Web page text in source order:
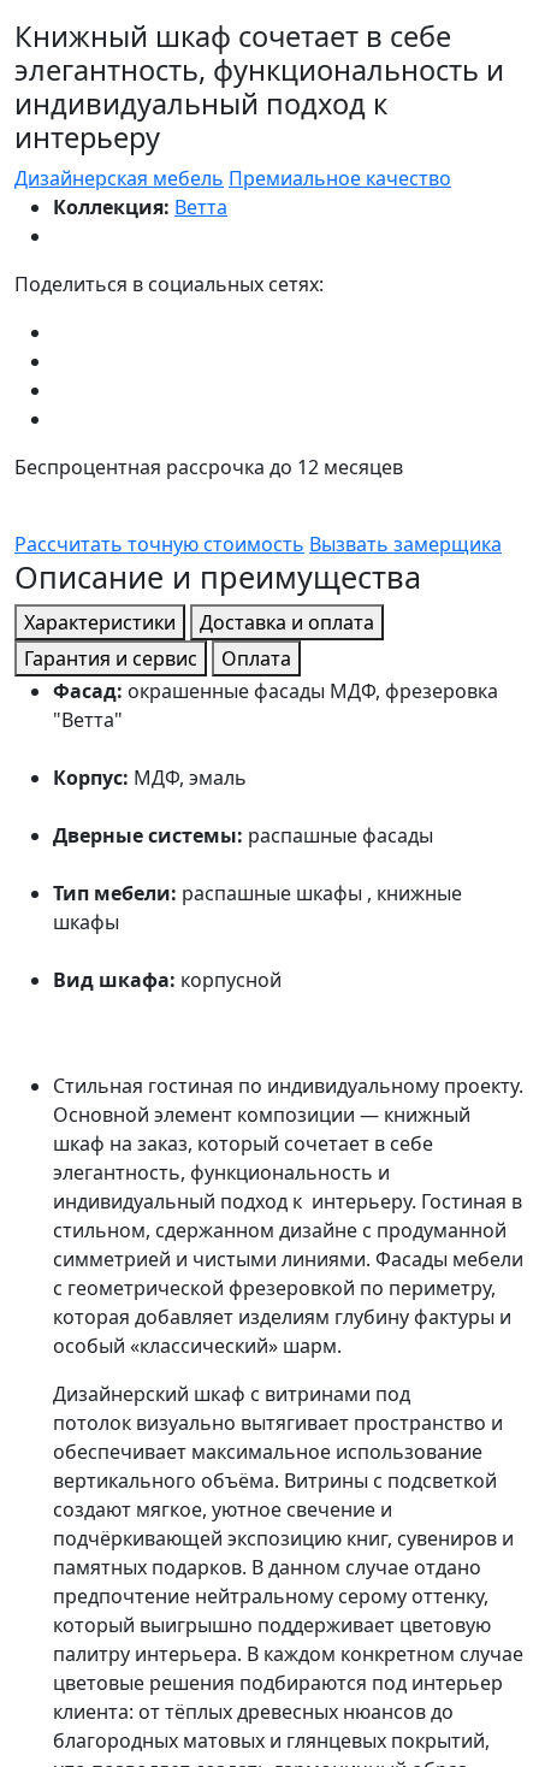
Книжный шкаф сочетает в себе
элегантность, функциональность и
индивидуальный подход к
интерьеру
Дизайнерская мебель Премиальное качество
Коллекция: Ветта
Поделиться в социальных сетях:
Беспроцентная рассрочка до 12 месяцев
Рассчитать точную стоимость Вызвать замерщика
Описание и преимущества
Характеристики
Доставка и оплата
Гарантия и сервис
Оплата
Фасад: окрашенные фасады МДФ, фрезеровка
"Ветта"
Корпус: МДФ, эмаль
Дверные системы: распашные фасады
Тип мебели: распашные шкафы , книжные
шкафы
Вид шкафа: корпусной
Стильная гостиная по индивидуальному проекту.
Основной элемент композиции — книжный
шкаф на заказ, который сочетает в себе
элегантность, функциональность и
индивидуальный подход к интерьеру. Гостиная в
стильном, сдержанном дизайне с продуманной
симметрией и чистыми линиями. Фасады мебели
с геометрической фрезеровкой по периметру,
которая добавляет изделиям глубину фактуры и
особый «классический» шарм.
Дизайнерский шкаф с витринами под
потолок визуально вытягивает пространство и
обеспечивает максимальное использование
вертикального объёма. Витрины с подсветкой
создают мягкое, уютное свечение и
подчёркивающей экспозицию книг, сувениров и
памятных подарков. В данном случае отдано
предпочтение нейтральному серому оттенку,
который выигрышно поддерживает цветовую
палитру интерьера. В каждом конкретном случае
цветовые решения подбираются под интерьер
клиента: от тёплых древесных нюансов до
благородных матовых и глянцевых покрытий,